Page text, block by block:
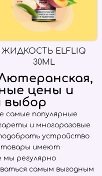
ЖИДКОСТЬ ELFLIQ
30ML
цены и
выбор
самые популярные
и многоразовые
устройство
товары имеют
мы регулярно
самым выгодным